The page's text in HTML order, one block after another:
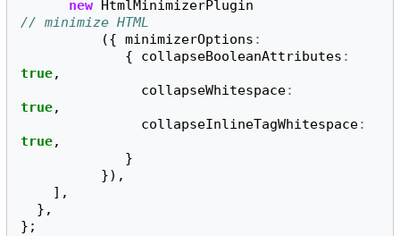
new HtmlMinimizerPlugin
// minimize HTML
({ minimizerOptions :
{
collapseBooleanAttributes :
true,
collapseWhitespace:
true,
collapseInlineTagWhitespace:
true,
}
}),
],
},
};